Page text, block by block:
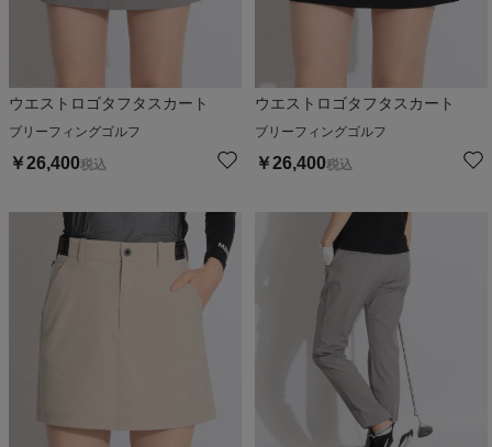
ウエストロゴタフタスカート
ブリーフィングゴルフ
￥26,400税込
ウエストロゴタフタスカート
ブリーフィングゴルフ
￥26,400税込